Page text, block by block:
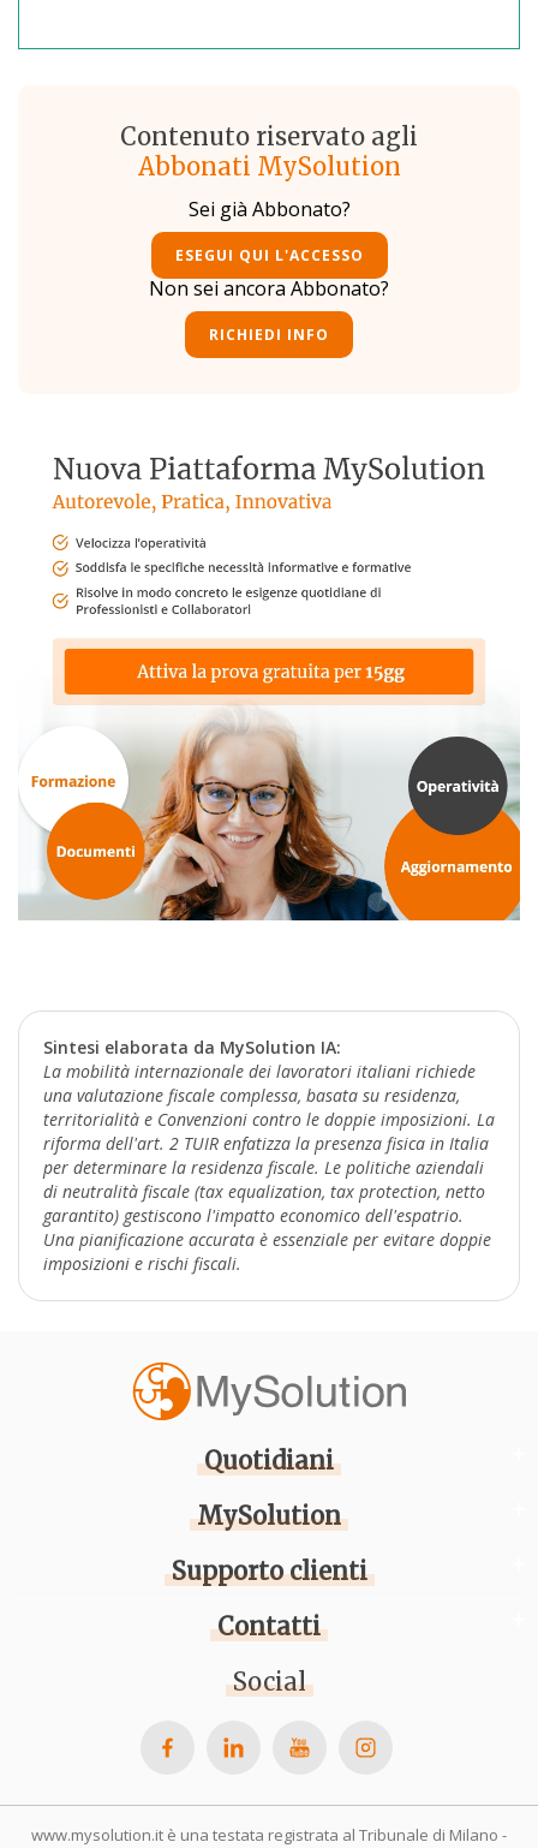
Contenuto riservato agli
Abbonati MySolution
Sei già Abbonato?
ESEGUI QUI L'ACCESSO
Non sei ancora Abbonato?
RICHIEDI INFO
Sintesi elaborata da MySolution IA:
La mobilità internazionale dei lavoratori italiani richiede
una valutazione fiscale complessa, basata su residenza,
territorialità e Convenzioni contro le doppie imposizioni. La
riforma dell'art. 2 TUIR enfatizza la presenza fisica in Italia
per determinare la residenza fiscale. Le politiche aziendali
di neutralità fiscale (tax equalization, tax protection, netto
garantito) gestiscono l'impatto economico dell'espatrio.
Una pianificazione accurata è essenziale per evitare doppie
imposizioni e rischi fiscali.
Quotidiani
MySolution
Supporto clienti
Contatti
Social
www.mysolution.it è una testata registrata al Tribunale di Milano -